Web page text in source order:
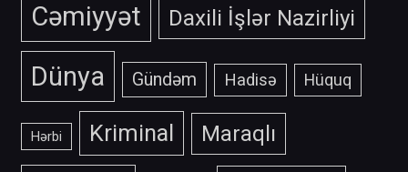
Cəmiyyət Daxili İşlər Nazirliyi
Dünya Gündəm Hadisə Hüquq
Hərbi Kriminal Maraqlı